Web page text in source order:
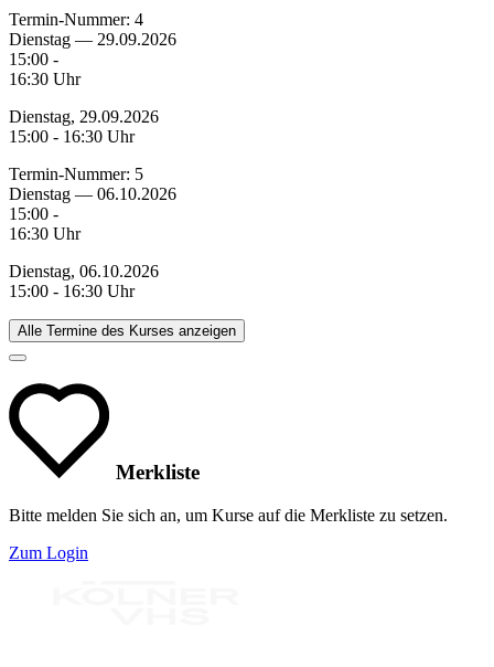
Termin-Nummer: 4
Dienstag — 29.09.2026
15:00 -
16:30 Uhr
Dienstag, 29.09.2026
15:00 - 16:30 Uhr
Termin-Nummer: 5
Dienstag — 06.10.2026
15:00 -
16:30 Uhr
Dienstag, 06.10.2026
15:00 - 16:30 Uhr
Alle Termine des Kurses anzeigen
Merkliste
Bitte melden Sie sich an, um Kurse auf die Merkliste zu setzen.
Zum Login